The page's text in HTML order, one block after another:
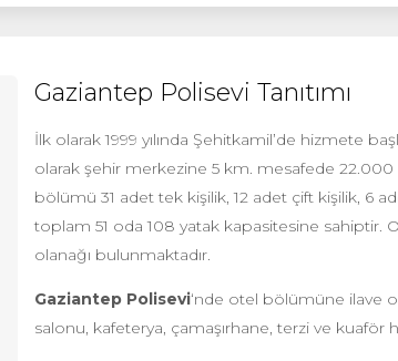
Gaziantep Polisevi Tanıtımı
İlk olarak 1999 yılında Şehitkamil’de hizmete
olarak şehir merkezine 5 km. mesafede
bölümü 31 adet tek kişilik, 12 adet çift kişilik, 6
toplam 51 oda 108 yatak kapasitesine sahiptir.
olanağı bulunmaktadır.
Gaziantep Polisevi‘nde otel bölümüne ilave
salonu, kafeterya, çamaşırhane, terzi ve kuaför